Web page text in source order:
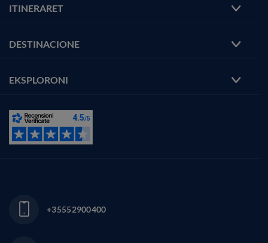
ITINERARET
DESTINACIONE
EKSPLORONI
+35552900400